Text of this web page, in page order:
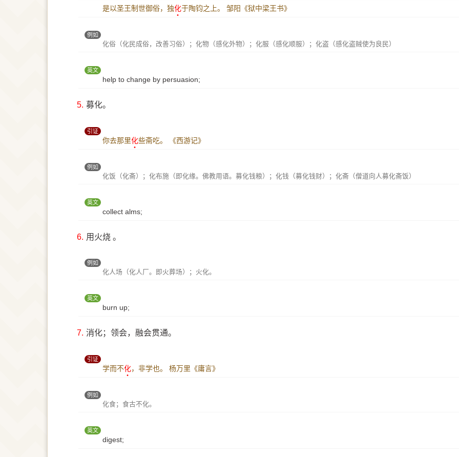
是以圣王制世御俗，独化于陶钧之上。 邹阳《狱中梁王书》
例如
化俗（化民成俗，改善习俗）；化物（感化外物）；化服（感化顺服）；化盗（感化盗贼使为良民）
英文
help to change by persuasion;
5. 募化。
引证
你去那里化些斋吃。 《西游记》
例如
化饭（化斋）；化布施（即化缘。佛教用语。募化钱粮）；化钱（募化钱财）；化斋（僧道向人募化斋饭）
英文
collect alms;
6. 用火烧 。
例如
化人场（化人厂。即火葬场）；火化。
英文
burn up;
7. 消化；领会，融会贯通。
引证
学而不化，非学也。 杨万里《庸言》
例如
化食；食古不化。
英文
digest;